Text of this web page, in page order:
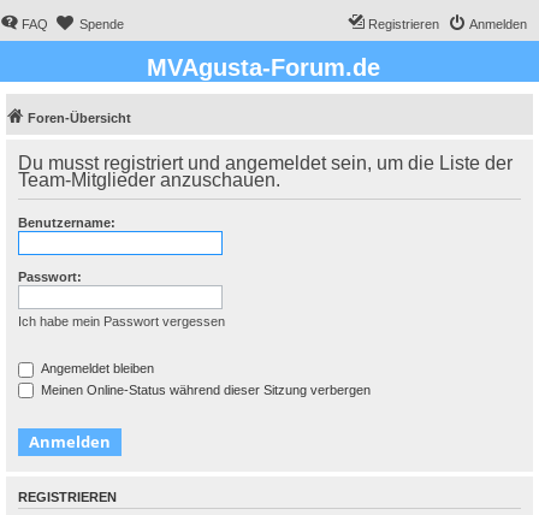
FAQ Spende Anmelden
Registrieren
MVAgusta-Forum.de
Foren-Übersicht
Du musst registriert und angemeldet sein, um die Liste der
Team-Mitglieder anzuschauen.
Benutzername:
Passwort:
Ich habe mein Passwort vergessen
Angemeldet bleiben
Meinen Online-Status während dieser Sitzung verbergen
REGISTRIEREN